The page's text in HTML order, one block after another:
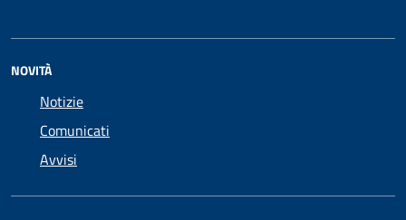
NOVITÀ
Notizie
Comunicati
Avvisi